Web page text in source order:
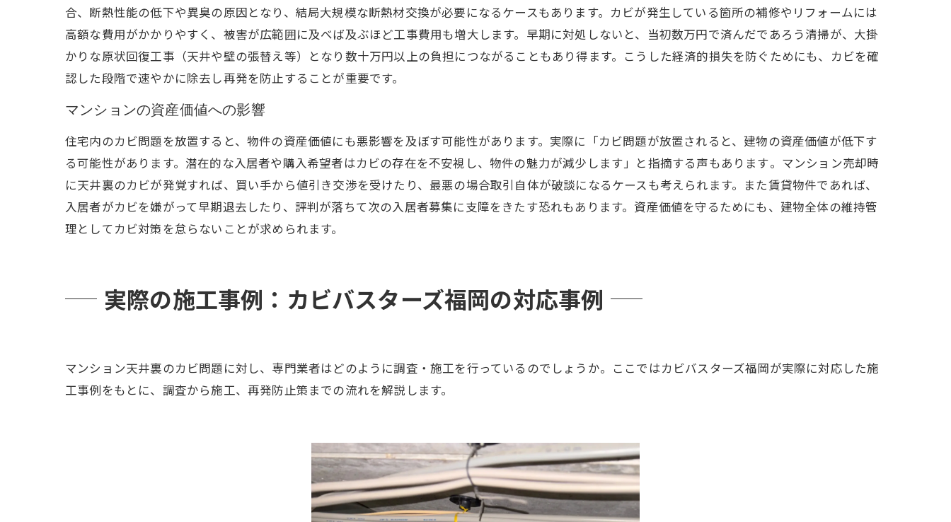
合、断熱性能の低下や異臭の原因となり、結局大規模な断熱材交換が必要になるケースもあります。カビが発生している箇所の補修やリフォームには
高額な費用がかかりやすく、被害が広範囲に及べば及ぶほど工事費用も増大します。早期に対処しないと、当初数万円で済んだであろう清掃が、大掛
かりな原状回復工事（天井や壁の張替え等）となり数十万円以上の負担につながることもあり得ます。こうした経済的損失を防ぐためにも、カビを確
認した段階で速やかに除去し再発を防止することが重要です。
マンションの資産価値への影響
住宅内のカビ問題を放置すると、物件の資産価値にも悪影響を及ぼす可能性があります。実際に「カビ問題が放置されると、建物の資産価値が低下す
る可能性があります。潜在的な入居者や購入希望者はカビの存在を不安視し、物件の魅力が減少します」と指摘する声もあります​。マンション売却時
に天井裏のカビが発覚すれば、買い手から値引き交渉を受けたり、最悪の場合取引自体が破談になるケースも考えられます。また賃貸物件であれば、
入居者がカビを嫌がって早期退去したり、評判が落ちて次の入居者募集に支障をきたす恐れもあります。資産価値を守るためにも、建物全体の維持管
理としてカビ対策を怠らないことが求められます。
実際の施工事例：カビバスターズ福岡の対応事例
マンション天井裏のカビ問題に対し、専門業者はどのように調査・施工を行っているのでしょうか。ここではカビバスターズ福岡が実際に対応した施
工事例をもとに、調査から施工、再発防止策までの流れを解説します。